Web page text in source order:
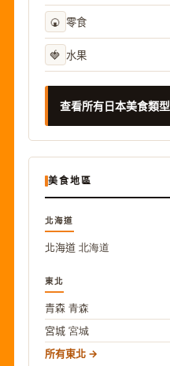
🍘 零食
🍓 水果
查看所有日本美食類型
美食地區
北海道
北海道 北海道
東北
青森 青森
宮城 宮城
所有東北